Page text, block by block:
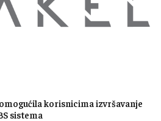
korisnicima izvršavanje
sistema